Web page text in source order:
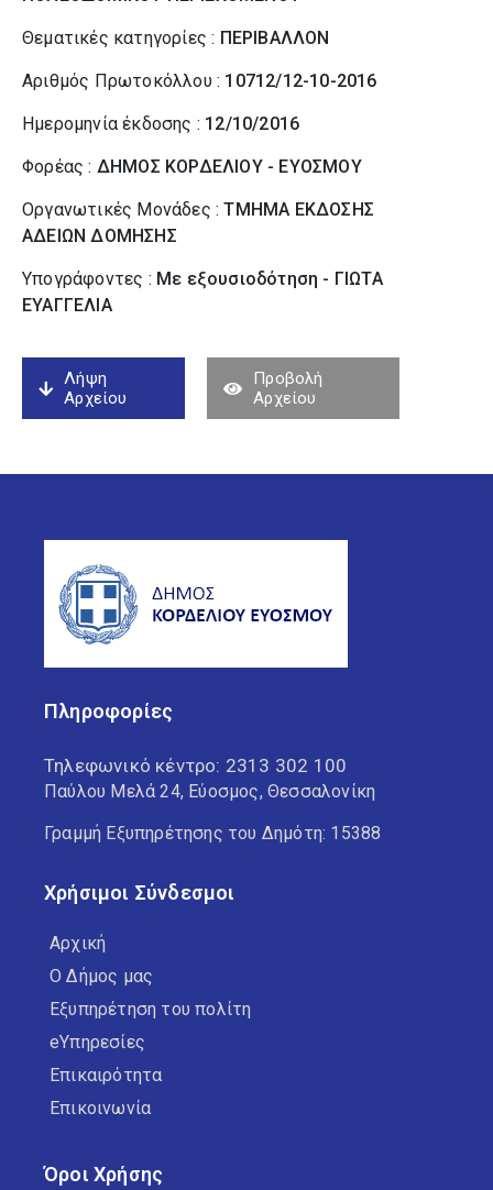
Θεματικές κατηγορίες : ΠΕΡΙΒΑΛΛΟΝ
Αριθμός Πρωτοκόλλου : 10712/12-10-2016
Ημερομηνία έκδοσης : 12/10/2016
Φορέας : ΔΗΜΟΣ ΚΟΡΔΕΛΙΟΥ - ΕΥΟΣΜΟΥ
Οργανωτικές Μονάδες :ΤΜΗΜΑ ΕΚΔΟΣΗΣ
ΑΔΕΙΩΝ ΔΟΜΗΣΗΣ
Υπογράφοντες : Με εξουσιοδότηση - ΓΙΩΤΑ
ΕΥΑΓΓΕΛΙΑ
Λήψη
Αρχείου
Προβολή
Αρχείου
Πληροφορίες
Τηλεφωνικό κέντρο: 2313 302 100
Παύλου Μελά 24, Εύοσμος, Θεσσαλονίκη
Γραμμή Εξυπηρέτησης του Δημότη: 15388
Χρήσιμοι Σύνδεσμοι
Αρχική
Ο Δήμος μας
Εξυπηρέτηση του πολίτη
eΥπηρεσίες
Επικαιρότητα
Επικοινωνία
Όροι Χρήσης